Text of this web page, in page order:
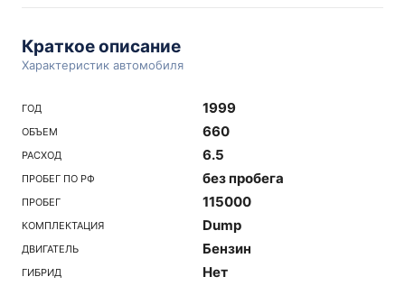
Краткое описание
Характеристик автомобиля
ГОД 1999
ОБЪЕМ 660
РАСХОД 6.5
ПРОБЕГ ПО РФ без пробега
ПРОБЕГ 115000
КОМПЛЕКТАЦИЯ Dump
ДВИГАТЕЛЬ Бензин
ГИБРИД Нет